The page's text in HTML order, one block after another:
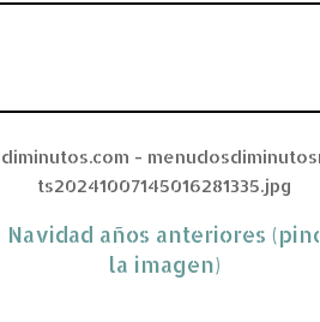
Navidad años anteriores
la imagen)